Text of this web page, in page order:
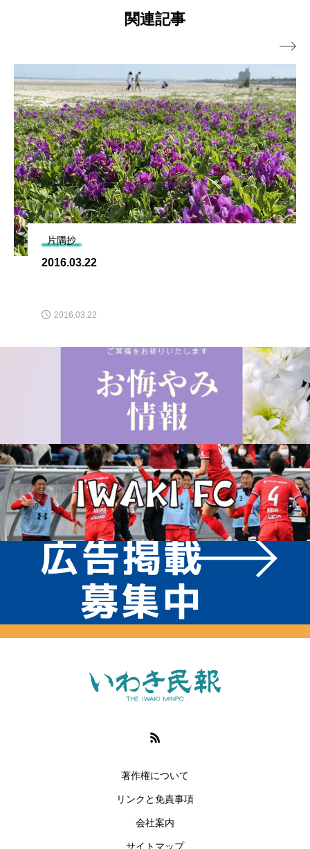
関連記事
片隅抄
2016.03.22
2016.03.22

著作権について
リンクと免責事項
会社案内
サイトマップ